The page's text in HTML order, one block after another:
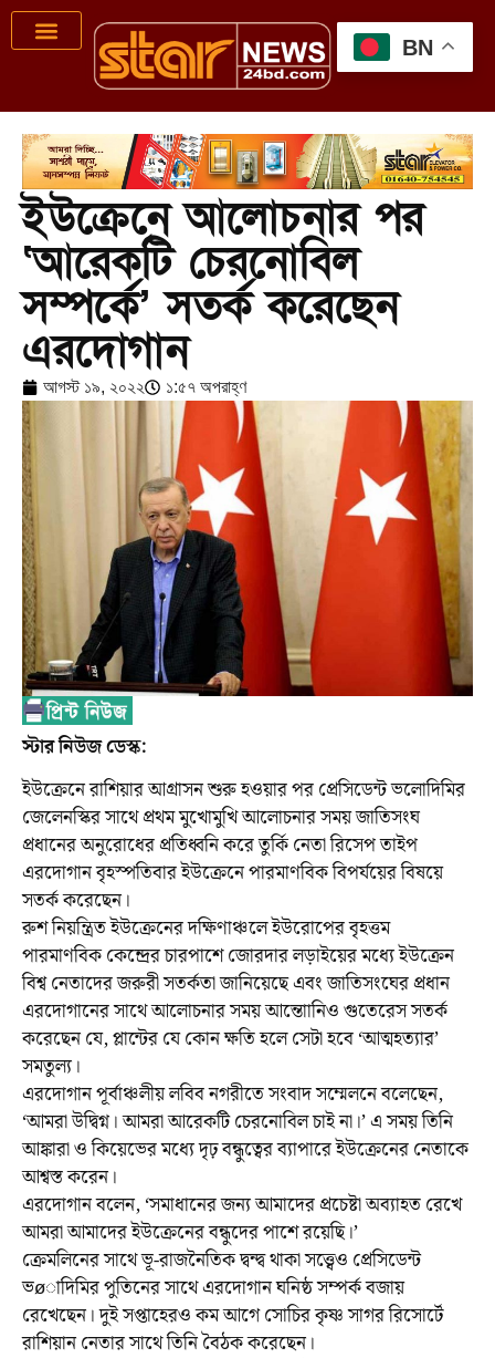
ইউক্রেনে আলোচনার পর
‘আরেকটি চেরনোবিল
সম্পর্কে’ সতর্ক করেছেন
এরদোগান
আগস্ট ১৯, ২০২২ ১:৫৭ অপরাহ্ণ
স্টার নিউজ ডেস্ক:
ইউক্রেনে রাশিয়ার আগ্রাসন শুরু হওয়ার পর প্রেসিডেন্ট ভলোদিমির
জেলেনস্কির সাথে প্রথম মুখোমুখি আলোচনার সময় জাতিসংঘ
প্রধানের অনুরোধের প্রতিধ্বনি করে তুর্কি নেতা রিসেপ তাইপ
এরদোগান বৃহস্পতিবার ইউক্রেনে পারমাণবিক বিপর্যয়ের বিষয়ে
সতর্ক করেছেন।
রুশ নিয়ন্ত্রিত ইউক্রেনের দক্ষিণাঞ্চলে ইউরোপের বৃহত্তম
পারমাণবিক কেন্দ্রের চারপাশে জোরদার লড়াইয়ের মধ্যে ইউক্রেন
বিশ্ব নেতাদের জরুরী সতর্কতা জানিয়েছে এবং জাতিসংঘের প্রধান
এরদোগানের সাথে আলোচনার সময় আন্তোানিও গুতেরেস সতর্ক
করেছেন যে, প্লান্টের যে কোন ক্ষতি হলে সেটা হবে ‘আত্মহত্যার’
সমতুল্য।
এরদোগান পূর্বাঞ্চলীয় লবিব নগরীতে সংবাদ সম্মেলনে বলেছেন,
‘আমরা উদ্বিগ্ন। আমরা আরেকটি চেরনোবিল চাই না।’ এ সময় তিনি
আঙ্কারা ও কিয়েভের মধ্যে দৃঢ় বন্ধুত্বের ব্যাপারে ইউক্রেনের নেতাকে
আশ্বস্ত করেন।
এরদোগান বলেন, ‘সমাধানের জন্য আমাদের প্রচেষ্টা অব্যাহত রেখে
আমরা আমাদের ইউক্রেনের বন্ধুদের পাশে রয়েছি।’
ক্রেমলিনের সাথে ভূ-রাজনৈতিক দ্বন্দ্ব থাকা সত্ত্বেও প্রেসিডেন্ট
ভøাদিমির পুতিনের সাথে এরদোগান ঘনিষ্ঠ সম্পর্ক বজায়
রেখেছেন। দুই সপ্তাহেরও কম আগে সোচির কৃষ্ণ সাগর রিসোর্টে
রাশিয়ান নেতার সাথে তিনি বৈঠক করেছেন।
BN